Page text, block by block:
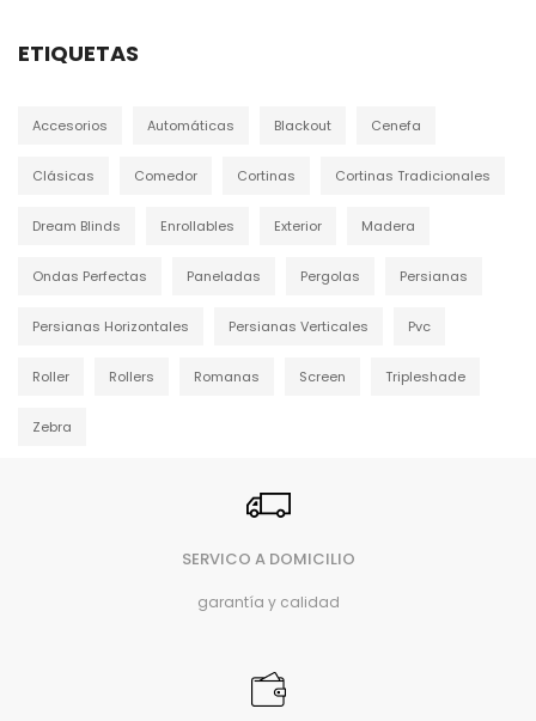
ETIQUETAS
Accesorios Automáticas Blackout Cenefa
Clásicas Comedor Cortinas Cortinas Tradicionales
Dream Blinds Enrollables Exterior Madera
Ondas Perfectas Paneladas Pergolas Persianas
Persianas Horizontales Persianas Verticales Pvc
Roller Rollers Romanas Screen Tripleshade
Zebra
SERVICO A DOMICILIO
garantía y calidad